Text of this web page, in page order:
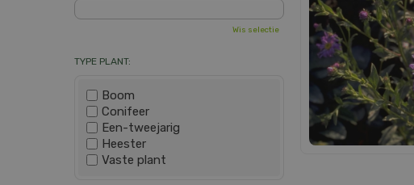
Wis selectie
TYPE PLANT:
Boom
Conifeer
Een-tweejarig
Heester
Vaste plant